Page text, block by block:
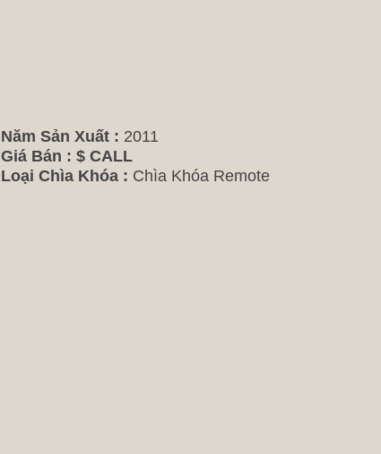
Năm Sản Xuất : 2011
Giá Bán : $ CALL
Loại Chìa Khóa : Chìa Khóa Remote